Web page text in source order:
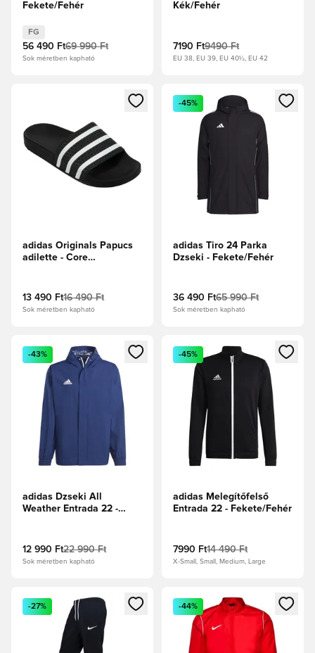
Fekete/Fehér
FG
56 490 Ft69 990 Ft
Sok méretben kapható
Kék/Fehér
7190 Ft9490 Ft
EU 38, EU 39, EU 40½, EU 42
Megnyit egy modált a bejelentkezéshez vagy a tagként
adidas Originals Papucs
adilette - Core
13 490 Ft16 490 Ft
Sok méretben kapható
Megnyit egy modált a
-45%
adidas Tiro 24 Parka
Dzseki - Fekete/Fehér
36 490 Ft65 990 Ft
Sok méretben kapható
Megnyit egy modált a bejelentkezéshez vagy a tagként
-43%
adidas Dzseki All
Weather Entrada 22 -
12 990 Ft22 990 Ft
Sok méretben kapható
Megnyit egy modált a
-45%
adidas Melegítőfelső
Entrada 22 - Fekete/Fehér
7990 Ft14 490 Ft
X-Small, Small, Medium, Large
Megnyit egy modált a bejelentkezéshez vagy a tagként
-27%
Megnyit egy modált a
-44%